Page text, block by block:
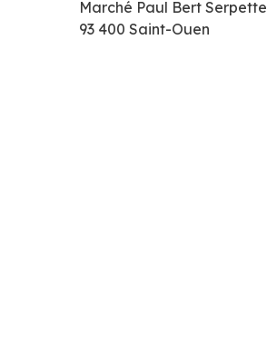
Marché Paul Bert Serpette
93 400 Saint-Ouen